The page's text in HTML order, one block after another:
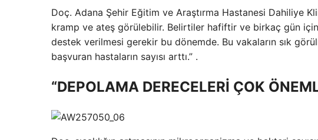
Doç. Adana Şehir Eğitim ve Araştırma Hastanesi Dahiliye
kramp ve ateş görülebilir. Belirtiler hafiftir ve birkaç gün
destek verilmesi gerekir bu dönemde. Bu vakaların sık
başvuran hastaların sayısı arttı.” .
“DEPOLAMA DERECELERİ ÇOK